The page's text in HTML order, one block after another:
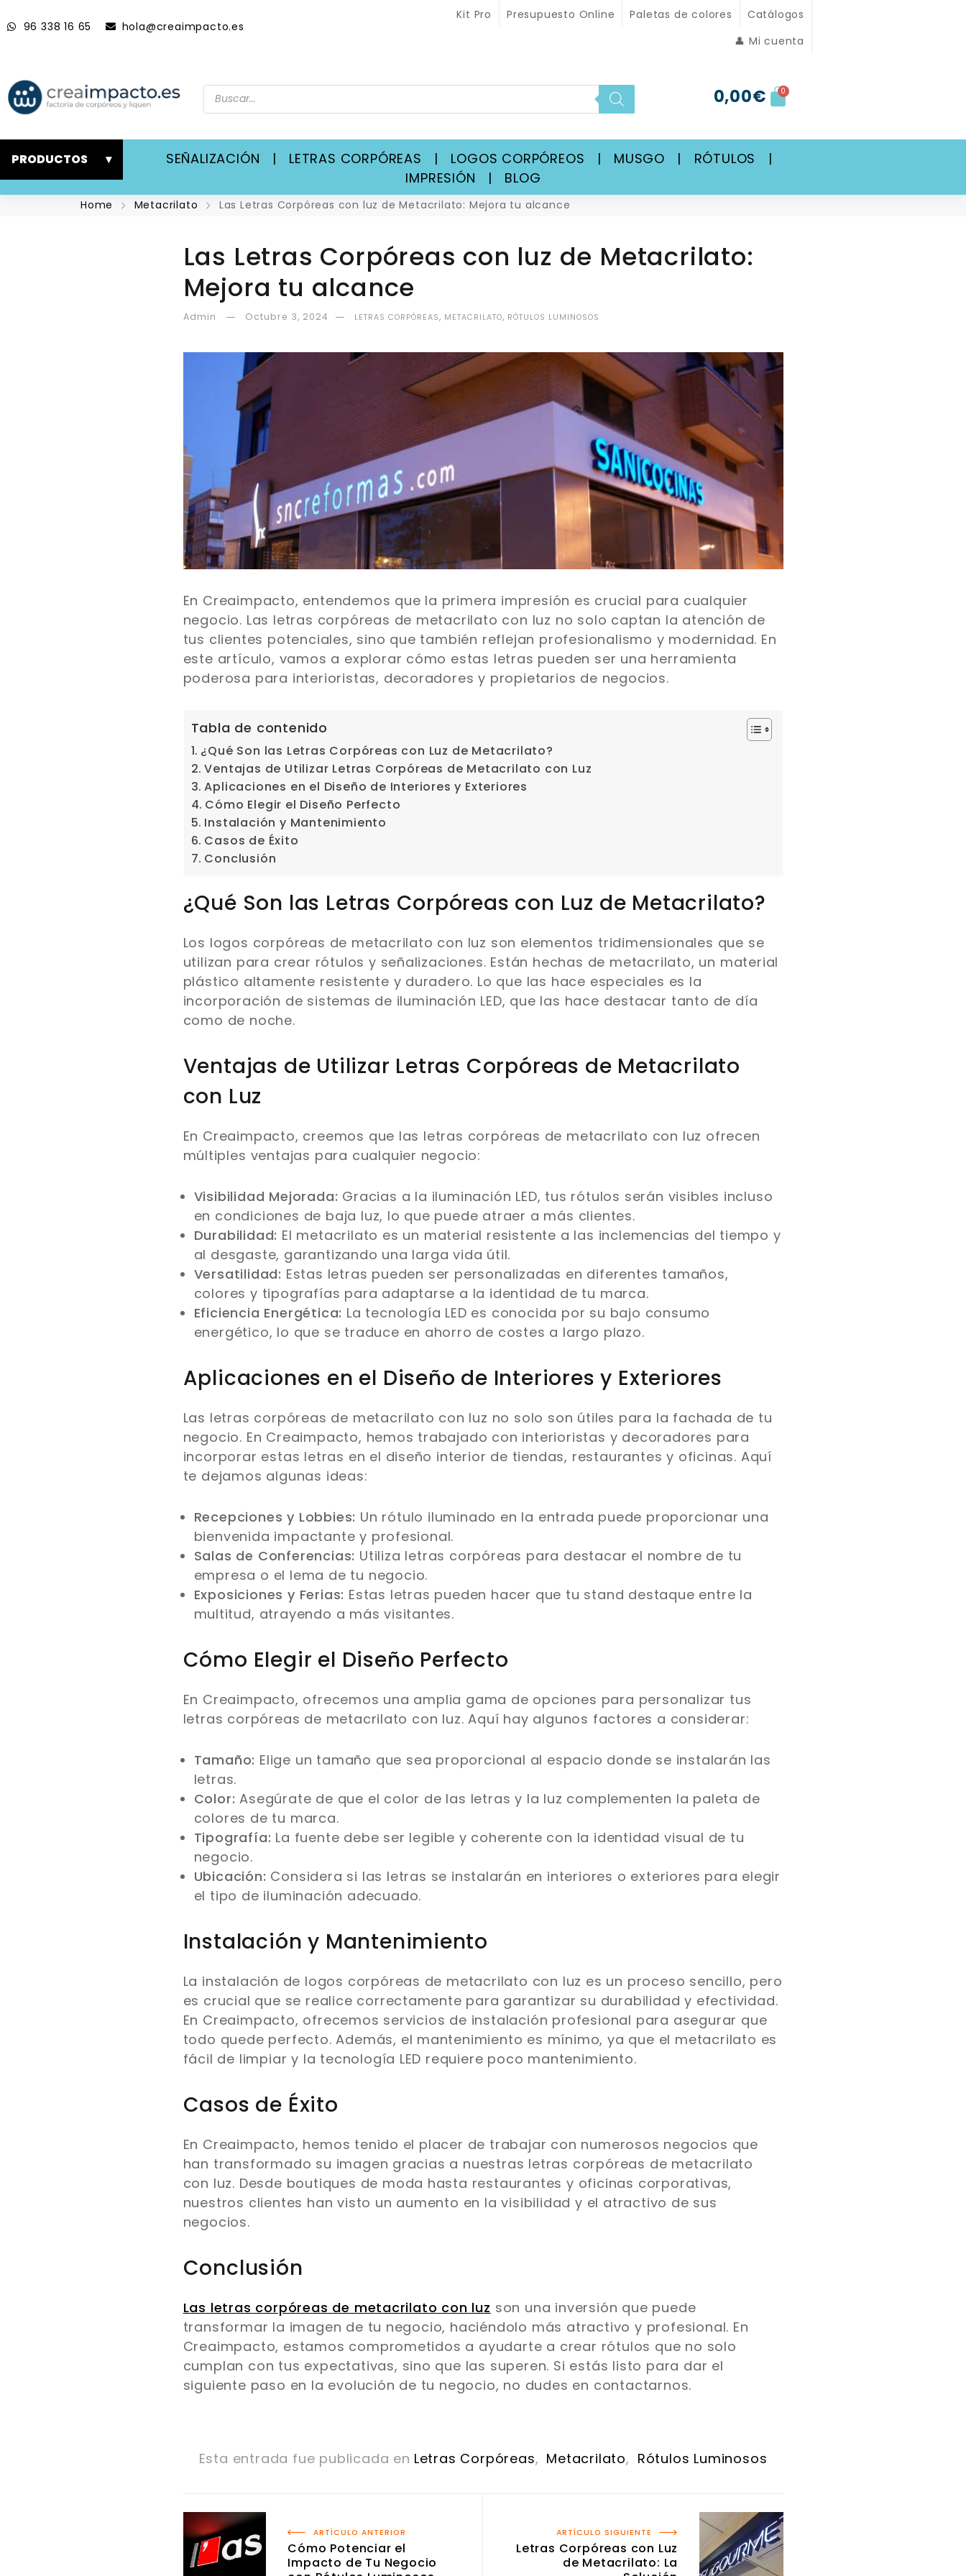
96 338 16 65 hola@creaimpacto.es
Kit Pro Presupuesto Online Paletas de colores
Catálogos
👤 Mi cuenta
0,00€ 0
PRODUCTOS ▾ SEÑALIZACIÓN | LETRAS CORPÓREAS | LOGOS CORPÓREOS | MUSGO | RÓTULOS |
IMPRESIÓN | BLOG
Home Metacrilato Las Letras Corpóreas con luz de Metacrilato: Mejora tu alcance
Las Letras Corpóreas con luz de Metacrilato:
Mejora tu alcance
Admin Octubre 3, 2024 LETRAS CORPÓREAS, METACRILATO, RÓTULOS LUMINOSOS
En Creaimpacto, entendemos que la primera impresión es crucial para cualquier
negocio. Las letras corpóreas de metacrilato con luz no solo captan la atención de
tus clientes potenciales, sino que también reflejan profesionalismo y modernidad. En
este artículo, vamos a explorar cómo estas letras pueden ser una herramienta
poderosa para interioristas, decoradores y propietarios de negocios.
Tabla de contenido
¿Qué Son las Letras Corpóreas con Luz de Metacrilato?
Ventajas de Utilizar Letras Corpóreas de Metacrilato con Luz
Aplicaciones en el Diseño de Interiores y Exteriores
Cómo Elegir el Diseño Perfecto
Instalación y Mantenimiento
Casos de Éxito
Conclusión
¿Qué Son las Letras Corpóreas con Luz de Metacrilato?
Los logos corpóreas de metacrilato con luz son elementos tridimensionales que se
utilizan para crear rótulos y señalizaciones. Están hechas de metacrilato, un material
plástico altamente resistente y duradero. Lo que las hace especiales es la
incorporación de sistemas de iluminación LED, que las hace destacar tanto de día
como de noche.
Ventajas de Utilizar Letras Corpóreas de Metacrilato
con Luz
En Creaimpacto, creemos que las letras corpóreas de metacrilato con luz ofrecen
múltiples ventajas para cualquier negocio:
Visibilidad Mejorada: Gracias a la iluminación LED, tus rótulos serán visibles incluso
en condiciones de baja luz, lo que puede atraer a más clientes.
Durabilidad: El metacrilato es un material resistente a las inclemencias del tiempo y
al desgaste, garantizando una larga vida útil.
Versatilidad: Estas letras pueden ser personalizadas en diferentes tamaños,
colores y tipografías para adaptarse a la identidad de tu marca.
Eficiencia Energética: La tecnología LED es conocida por su bajo consumo
energético, lo que se traduce en ahorro de costes a largo plazo.
Aplicaciones en el Diseño de Interiores y Exteriores
Las letras corpóreas de metacrilato con luz no solo son útiles para la fachada de tu
negocio. En Creaimpacto, hemos trabajado con interioristas y decoradores para
incorporar estas letras en el diseño interior de tiendas, restaurantes y oficinas. Aquí
te dejamos algunas ideas:
Recepciones y Lobbies: Un rótulo iluminado en la entrada puede proporcionar una
bienvenida impactante y profesional.
Salas de Conferencias: Utiliza letras corpóreas para destacar el nombre de tu
empresa o el lema de tu negocio.
Exposiciones y Ferias: Estas letras pueden hacer que tu stand destaque entre la
multitud, atrayendo a más visitantes.
Cómo Elegir el Diseño Perfecto
En Creaimpacto, ofrecemos una amplia gama de opciones para personalizar tus
letras corpóreas de metacrilato con luz. Aquí hay algunos factores a considerar:
Tamaño: Elige un tamaño que sea proporcional al espacio donde se instalarán las
letras.
Color: Asegúrate de que el color de las letras y la luz complementen la paleta de
colores de tu marca.
Tipografía: La fuente debe ser legible y coherente con la identidad visual de tu
negocio.
Ubicación: Considera si las letras se instalarán en interiores o exteriores para elegir
el tipo de iluminación adecuado.
Instalación y Mantenimiento
La instalación de logos corpóreas de metacrilato con luz es un proceso sencillo, pero
es crucial que se realice correctamente para garantizar su durabilidad y efectividad.
En Creaimpacto, ofrecemos servicios de instalación profesional para asegurar que
todo quede perfecto. Además, el mantenimiento es mínimo, ya que el metacrilato es
fácil de limpiar y la tecnología LED requiere poco mantenimiento.
Casos de Éxito
En Creaimpacto, hemos tenido el placer de trabajar con numerosos negocios que
han transformado su imagen gracias a nuestras letras corpóreas de metacrilato
con luz. Desde boutiques de moda hasta restaurantes y oficinas corporativas,
nuestros clientes han visto un aumento en la visibilidad y el atractivo de sus
negocios.
Conclusión
Las letras corpóreas de metacrilato con luz son una inversión que puede
transformar la imagen de tu negocio, haciéndolo más atractivo y profesional. En
Creaimpacto, estamos comprometidos a ayudarte a crear rótulos que no solo
cumplan con tus expectativas, sino que las superen. Si estás listo para dar el
siguiente paso en la evolución de tu negocio, no dudes en contactarnos.
Esta entrada fue publicada en Letras Corpóreas, Metacrilato, Rótulos Luminosos
ARTÍCULO ANTERIOR
Cómo Potenciar el
Impacto de Tu Negocio
ARTÍCULO SIGUIENTE
Letras Corpóreas con Luz
de Metacrilato: La